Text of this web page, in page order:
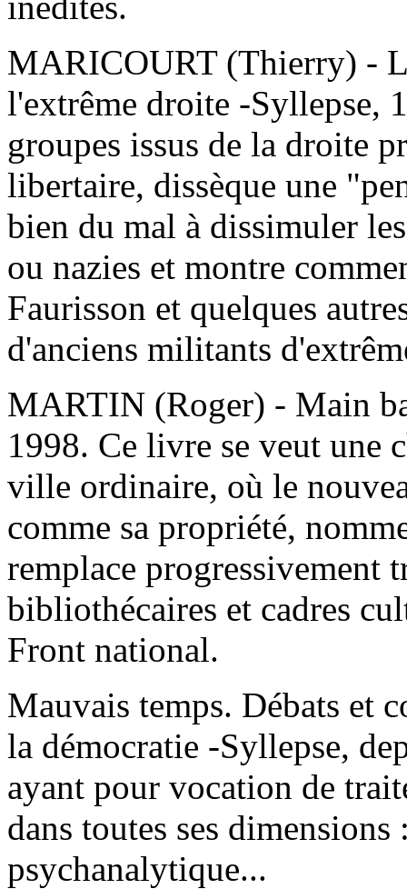
MARICOURT (Thierry) -
l'extrême droite -Syllepse,
groupes issus de la droite
libertaire, dissèque une
bien du mal à dissimuler
ou nazies et montre
Faurisson et quelques
d'anciens militants
MARTIN (Roger) - Main
1998. Ce livre se veut une
ville ordinaire, où le
comme sa propriété,
remplace progressivement
bibliothécaires et cadres
Front national.
Mauvais temps. Débats et
la démocratie -Syllepse,
ayant pour vocation de
dans toutes ses
psychanalytique...